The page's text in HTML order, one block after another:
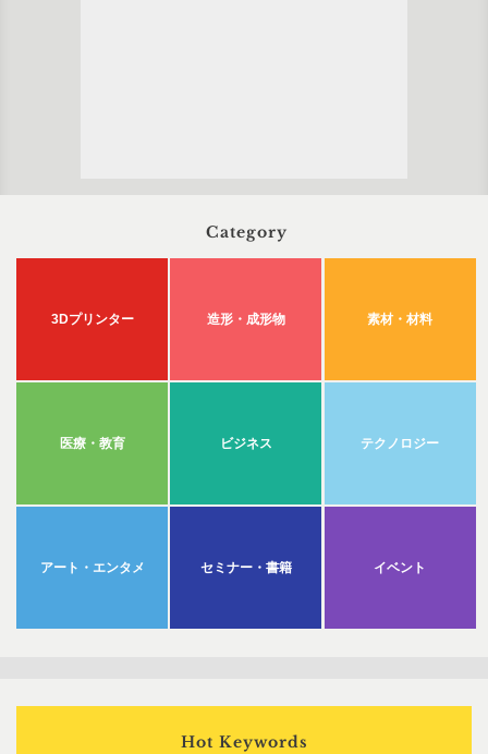
Category
3Dプリンター 造形・成形物 素材・材料
医療・教育 ビジネス テクノロジー
アート・エンタメ セミナー・書籍 イベント
Hot Keywords